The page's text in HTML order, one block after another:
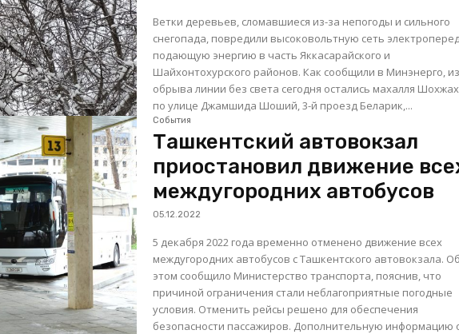
Ветки деревьев, сломавшиеся из-за непогоды и сильного
снегопада, повредили высоковольтную сеть
подающую энергию в часть Яккасарайского и
Шайхонтохурского районов. Как сообщили в Минэнерго, из-за
обрыва линии без света сегодня остались махалля
по улице Джамшида Шоший, 3-й проезд Беларик,...
События
Ташкентский автовокзал
приостановил движение
междугородних автобусов
05.12.2022
5 декабря 2022 года временно отменено движение всех
междугородних автобусов с Ташкентского автовокзала. Об
этом сообщило Министерство транспорта, пояснив, что
причиной ограничения стали неблагоприятные погодные
условия. Отменить рейсы решено для обеспечения
безопасности пассажиров. Дополнительную информацию о